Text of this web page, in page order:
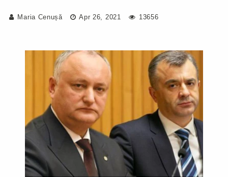
Maria Cenușă Apr 26, 2021 13656